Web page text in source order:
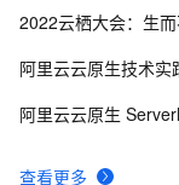
查看更多
2022云栖大会：生
阿里云云原生技术实
阿里云云原生